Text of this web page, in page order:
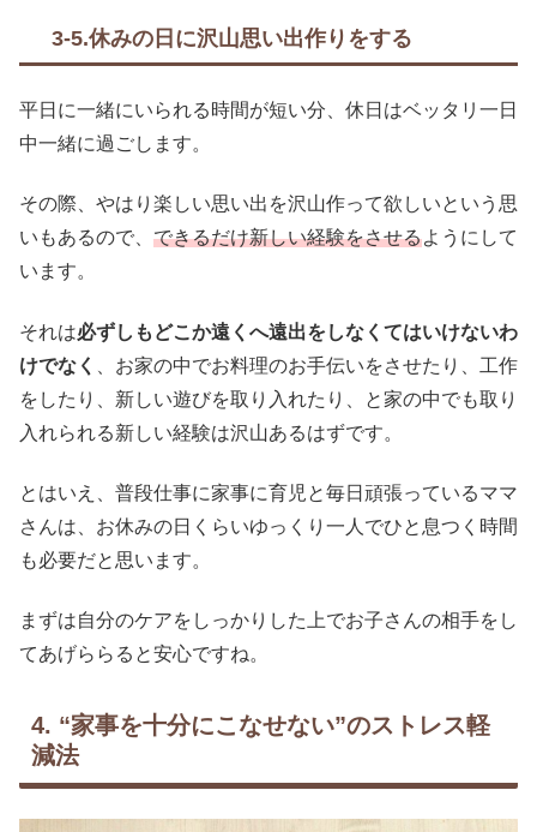
3-5.休みの日に沢山思い出作りをする
平日に一緒にいられる時間が短い分、休日はベッタリ一日
中一緒に過ごします。
その際、やはり楽しい思い出を沢山作って欲しいという思
いもあるので、 できるだけ新しい経験をさせるようにして
います。
それは必ずしもどこか遠くへ遠出をしなくてはいけないわ
けでなく
、お家の中でお料理のお手伝いをさせたり、工作
をしたり、新しい遊びを取り入れたり、と家の中でも取り
入れられる新しい経験は沢山あるはずです。
とはいえ、普段仕事に家事に育児と毎日頑張っているママ
さんは、お休みの日くらいゆっくり一人でひと息つく時間
も必要だと思います。
まずは自分のケアをしっかりした上でお子さんの相手をし
てあげららると安心ですね。
4. “家事を十分にこなせない”のストレス軽
減法